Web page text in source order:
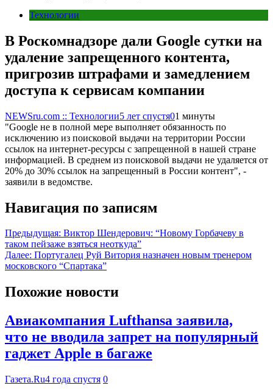
Технологии
В Роскомнадзоре дали Google сутки на
удаление запрещенного контента,
пригрозив штрафами и замедлением
доступа к сервисам компании
NEWSru.com :: Технологии5 лет спустя01 минуты
"Google не в полной мере выполняет обязанность по
исключению из поисковой выдачи на территории России
ссылок на интернет-ресурсы с запрещенной в нашей стране
информацией. В среднем из поисковой выдачи не удаляется от
20% до 30% ссылок на запрещенный в России контент", -
заявили в ведомстве.
Навигация по записям
Предыдущая: Виктор Шендерович: “Новому Горбачеву в
таком пейзаже взяться неоткуда”
Далее: Португалец Руй Витория назначен новым тренером
московского “Спартака”
Похожие новости
Авиакомпания Lufthansa заявила,
что не вводила запрет на популярный
гаджет Apple в багаже
Газета.Ru4 года спустя 0